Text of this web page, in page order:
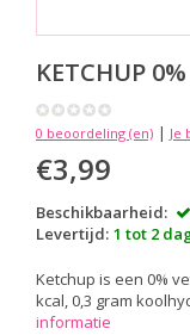
KETCHUP
0 beoordeling (en) | Je
€3,99
Beschikbaarheid:
Levertijd: 1 tot 2
Ketchup is een 0%
kcal, 0,3 gram
informatie